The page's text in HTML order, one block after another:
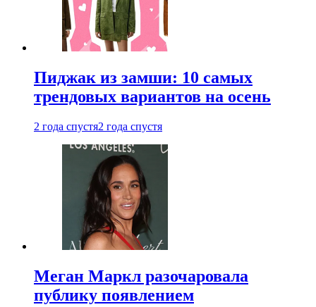
Пиджак из замши: 10 самых
трендовых вариантов на осень
2 года спустя2 года спустя
Меган Маркл разочаровала
публику появлением